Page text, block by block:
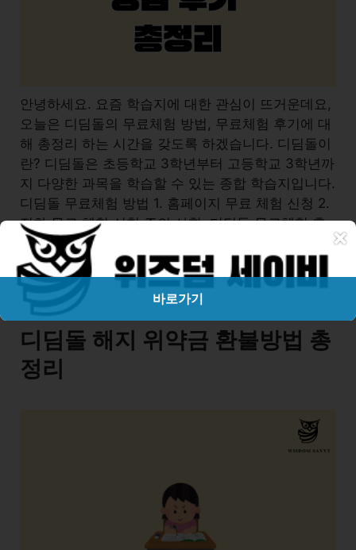
안녕하세요. 요즘 학습지에 대한 관심이 뜨거운데요,
오늘은 디딤돌의 무료체험 방법, 무료체험 후기에 대
해 총정리 하는 시간을 갖도록 하겠습니다. 디딤돌이
란? 디딤돌은 초등학교 3학년부터 고등학교 3학년까
지 다양한 과목을 학습할 수 있는 종합 학습지입니다.
디딤돌 무료체험 방법 1. 홈페이지 무료 체험 신청 2.
전화 무료 체험 신청 주의 사항: 디딤돌 무료체험 후
기 저는 초등학교 3학년 아이가 있는 엄마입니다. …
Read more
디딤돌 해지 위약금 환불방법 총
정리
×
바로가기